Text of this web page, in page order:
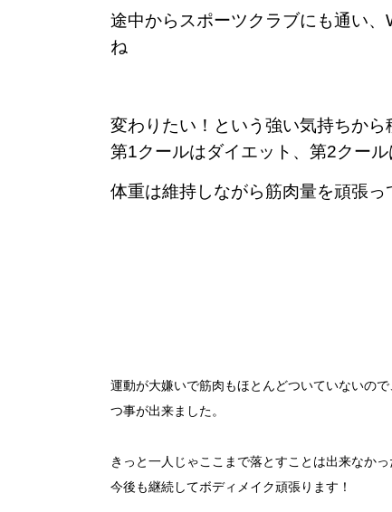
途中からスポーツクラブにも通い
ね
変わりたい！という強い気持ちか
第1クールはダイエット、第2クー
体重は維持しながら筋肉量を頑張
運動が大嫌いで筋肉もほとんどついていないの
つ事が出来ました。
きっと一人じゃここまで落とすことは出来なかっ
今後も継続してボディメイク頑張ります！